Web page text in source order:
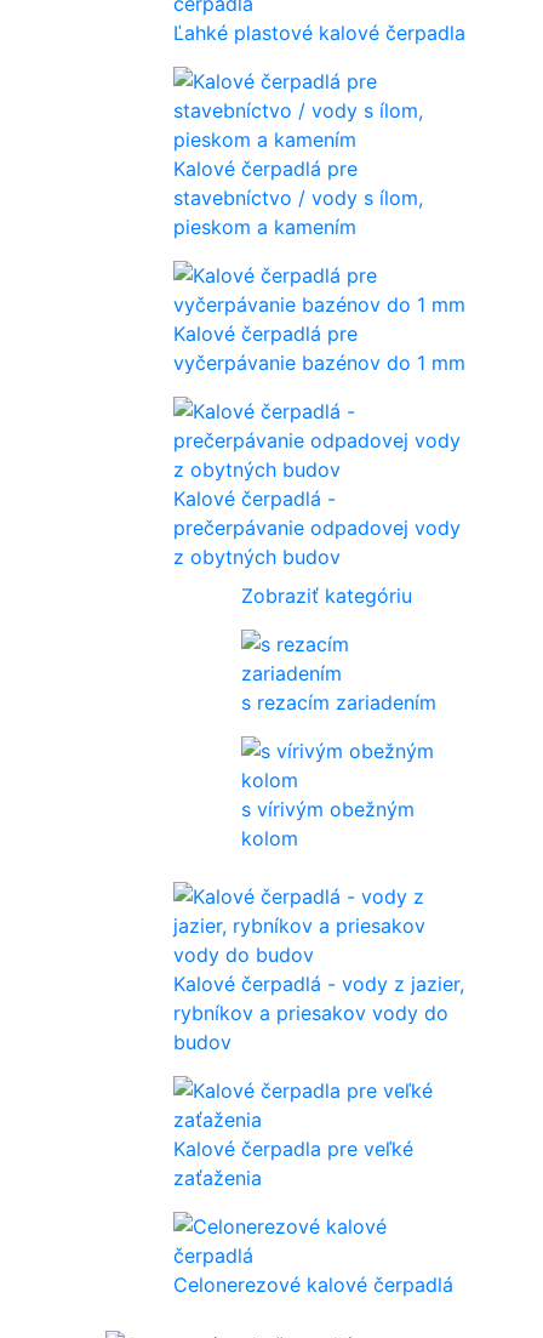
Ľahké plastové kalové čerpadla
Kalové čerpadlá pre
stavebníctvo / vody s ílom,
pieskom a kamením
Kalové čerpadlá pre
vyčerpávanie bazénov do 1 mm
Kalové čerpadlá -
prečerpávanie odpadovej vody
z obytných budov
Zobraziť kategóriu
s rezacím zariadením
s vírivým obežným
kolom
Kalové čerpadlá - vody z jazier,
rybníkov a priesakov vody do
budov
Kalové čerpadla pre veľké
zaťaženia
Celonerezové kalové čerpadlá